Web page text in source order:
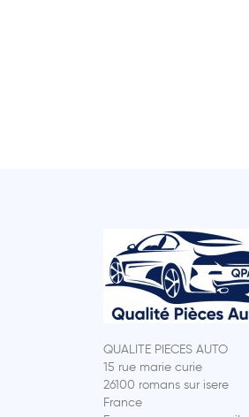
QUALITE PIECES AUTO
15 rue marie curie
26100 romans sur isere
France